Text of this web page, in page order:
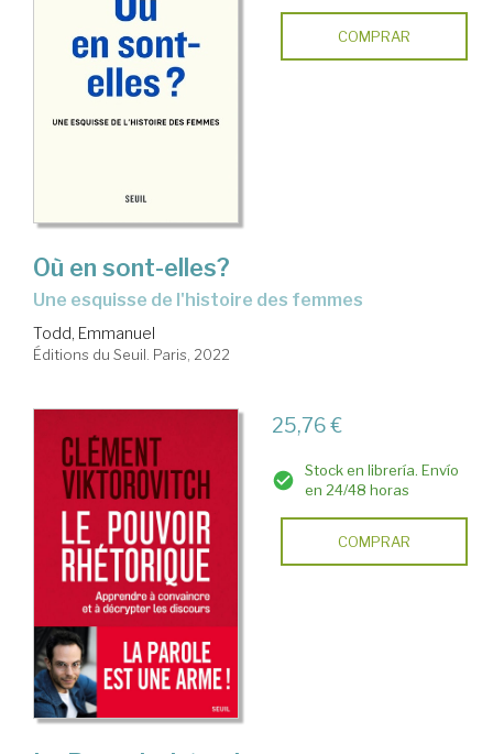
COMPRAR
Où en sont-elles?
une esquisse de l'histoire des femmes
Todd, Emmanuel
Éditions du Seuil. Paris, 2022
25,76 €
Stock en librería. Envío
en 24/48 horas
COMPRAR